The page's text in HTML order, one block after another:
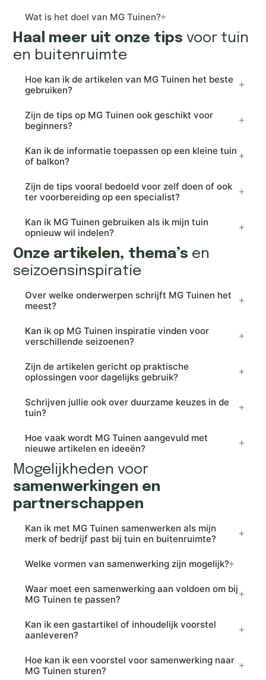
Wat is het doel van MG Tuinen?
Haal meer uit onze tips voor tuin
en buitenruimte
Hoe kan ik de artikelen van MG Tuinen het beste
gebruiken?
Zijn de tips op MG Tuinen ook geschikt voor
beginners?
Kan ik de informatie toepassen op een kleine tuin
of balkon?
Zijn de tips vooral bedoeld voor zelf doen of ook
ter voorbereiding op een specialist?
Kan ik MG Tuinen gebruiken als ik mijn tuin
opnieuw wil indelen?
Onze artikelen, thema’s en
seizoensinspiratie
Over welke onderwerpen schrijft MG Tuinen het
meest?
Kan ik op MG Tuinen inspiratie vinden voor
verschillende seizoenen?
Zijn de artikelen gericht op praktische
oplossingen voor dagelijks gebruik?
Schrijven jullie ook over duurzame keuzes in de
tuin?
Hoe vaak wordt MG Tuinen aangevuld met
nieuwe artikelen en ideeën?
Mogelijkheden voor
samenwerkingen en
partnerschappen
Kan ik met MG Tuinen samenwerken als mijn
merk of bedrijf past bij tuin en buitenruimte?
Welke vormen van samenwerking zijn mogelijk?
Waar moet een samenwerking aan voldoen om bij
MG Tuinen te passen?
Kan ik een gastartikel of inhoudelijk voorstel
aanleveren?
Hoe kan ik een voorstel voor samenwerking naar
MG Tuinen sturen?